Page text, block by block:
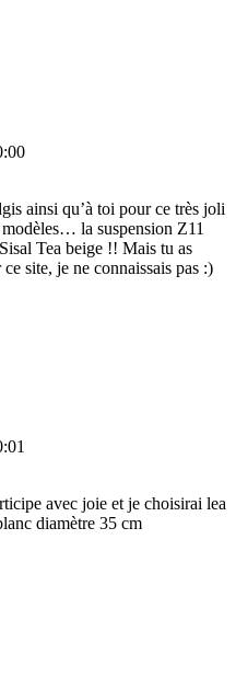
ainsi qu’à toi pour ce très joli
la suspension Z11
Tea beige !! Mais tu as
site, je ne connaissais pas :)
avec joie et je choisirai lea
diamètre 35 cm